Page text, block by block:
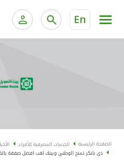
En
الخدمات المصرفية
البطاقات
"برامج العملاء"
الصفحة الرئيسية الخدمات المصرفية للأفراد
ذي بانكر تمنح الوطني وبيتك لقب افضل صفقة